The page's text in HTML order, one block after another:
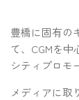
豊橋に固有の
て、CGMを
シティプロモ
メディアに取